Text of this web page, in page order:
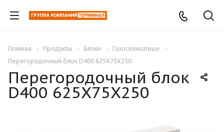
Главная Продукты Блоки
Газосиликатные
Перегородочный блок D400 625X75X250
Перегородочный блок
D400 625X75X250